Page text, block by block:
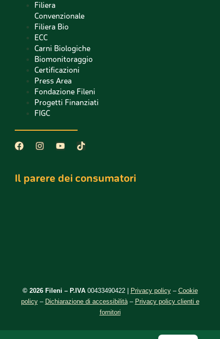
Filiera
Convenzionale
Filiera Bio
ECC
Carni Biologiche
Biomonitoraggio
Certificazioni
Press Area
Fondazione Fileni
Progetti Finanziati
FIGC
Il parere dei consumatori
©️ 2026 Fileni – P.IVA00433490422 | Privacy policy– Cookie
policy– Dichiarazione di accessibilità– Privacy policy clienti e
fornitori
EN